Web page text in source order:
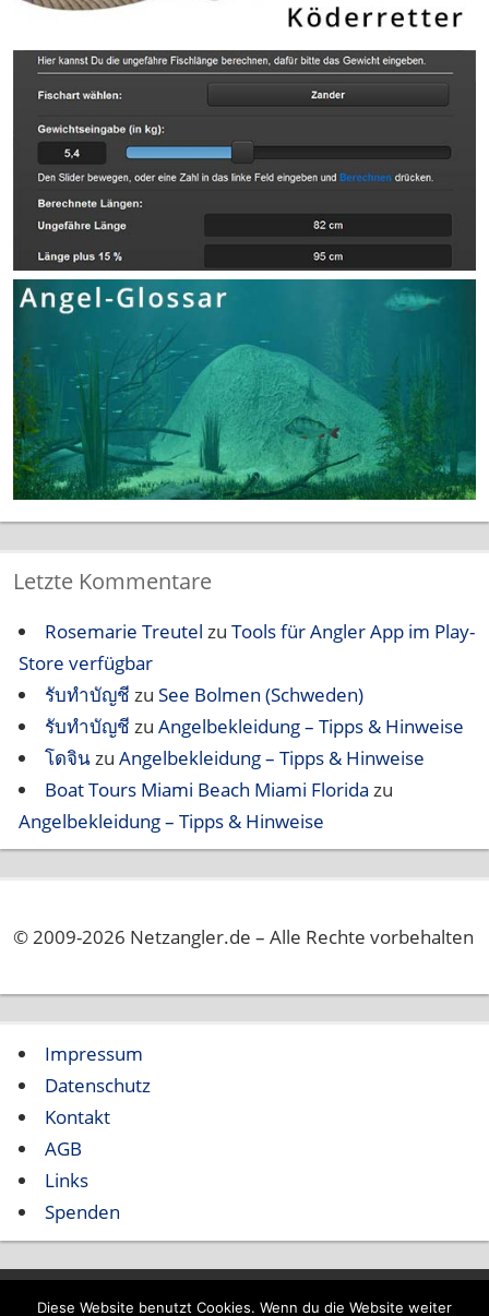
Letzte Kommentare
Rosemarie Treutel zu Tools für Angler App im Play-
Store verfügbar
รับทำบัญชี zu See Bolmen (Schweden)
รับทำบัญชี zu Angelbekleidung – Tipps & Hinweise
โดจินzu Angelbekleidung – Tipps & Hinweise
Boat Tours Miami Beach Miami Florida zu
Angelbekleidung – Tipps & Hinweise
© 2009-2026 Netzangler.de – Alle Rechte vorbehalten
Impressum
Datenschutz
Kontakt
AGB
Links
Spenden
Diese Website benutzt Cookies. Wenn du die Website weiter